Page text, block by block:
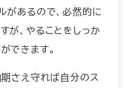
があるので、必然的に
が、やることをしっか
できます。
さえ守れば自分のス